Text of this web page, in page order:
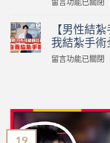
家
逼
瘋
人
富
商
狂
什
割
包
皮？
要
割
包
版
怪
醫
泌
科
【男性結
我結紮手術
在
術
示
留言功能已關閉
19